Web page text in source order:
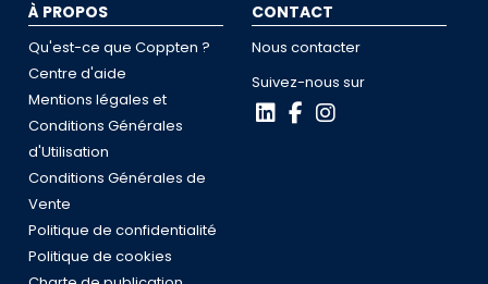
À PROPOS
Qu'est-ce que Coppten ?
Centre d'aide
Mentions légales et
Conditions Générales
d'Utilisation
Conditions Générales de
Vente
Politique de confidentialité
Politique de cookies
CONTACT
Nous contacter
Suivez-nous sur